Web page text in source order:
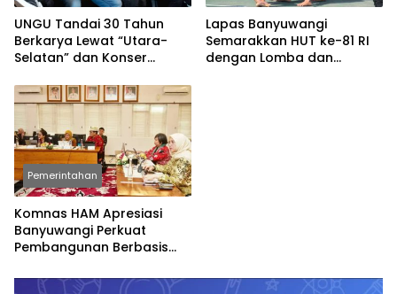
UNGU Tandai 30 Tahun
Berkarya Lewat “Utara-
Selatan” dan Konser
Lapas Banyuwangi
Semarakkan HUT ke-81 RI
dengan Lomba dan
Pemerintahan
Komnas HAM Apresiasi
Banyuwangi Perkuat
Pembangunan Berbasis